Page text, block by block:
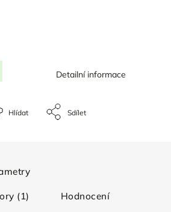
Detailní informace
Hlídat Sdílet
(1) Hodnocení